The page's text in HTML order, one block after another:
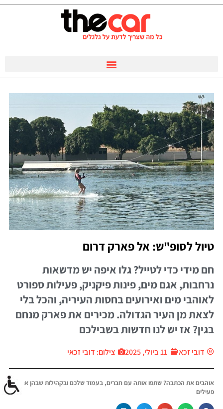
טיול לסופ"ש: אל פארק דרום
חם מידי כדי לטייל? גלו איפה יש מדשאות
נרחבות, אגם מים, פינות פיקניק, פעילות ספורט
לאוהבי מים ואירועים בחסות העיריה, והכל בלי
לצאת מן העיר הגדולה. מכירים את פארק מנחם
בגין? אז יש לנו חדשות בשבילכם
דובי זכאי 11 ביולי, 2025 צילום: דובי זכאי
אוהבים את הכתבה? שתפו אותה עם חברים, בעמוד שלכם ובקהילות שבהן אתם
פעילים